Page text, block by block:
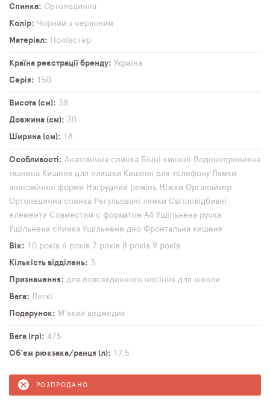
Спинка
Ортопедична
Колір
Чорний з червоним
Матеріал
Поліестер
Країна реєстрації бренду
Україна
Серія
150
Висота (см)
38
Довжина (см)
30
Ширина (см)
18
Особливості Анатомічна спинка Бічні кишені Водонепроникна
тканина Кишеня для пляшки Кишеня для телефону Лямки
анатомічної форми Нагрудний ремінь Ніжки Органайзер
Ортопедична спинка Регульовані лямки Світловідбивні
елементи Совместим с форматом А4 Ущільнена ручка
Ущільнена спинка Ущільнене дно Фронтальна кишеня
Вік
10 років 6 років 7 років 8 років 9 років
Кількість відділень
3
Призначення
для повсякденного носіння для школи
Вага
Легкі
Подарунок
М'який ведмедик
Вага (гр)
475
Об'єм рюкзака/ранця (л)
17,5
РОЗПРОДАНО